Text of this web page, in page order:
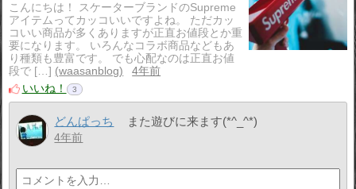
こんにちは！ スケーターブランドのSupreme
アイテムってカッコいいですよね。 ただカッ
コいい商品が多くありますが正直お値段とか重
要になります。 いろんなコラボ商品などもあ
り種類も豊富です。 でも心配なのは正直お値
段で […]
waasanblog
4年前
いいね！
3
どんぱっち また遊びに来ます(*^_^*)
4年前